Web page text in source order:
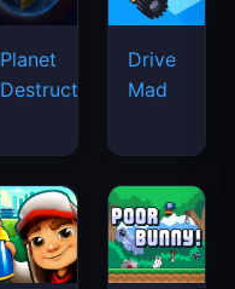
Planet
Destruction
Drive
Mad